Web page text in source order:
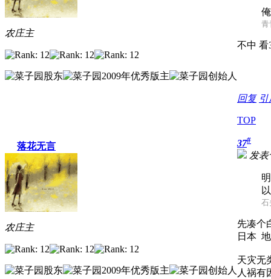
农庄主
青
不中 看
回复
TOP
落花无言
农庄主
37#
发表
石
先凑个
日本
天灾无
人祸有